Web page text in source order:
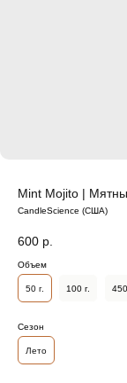
Mint Mojito |
CandleScience (США)
600 р.
Объем
50 г. 100 г. 450
Сезон
Лето